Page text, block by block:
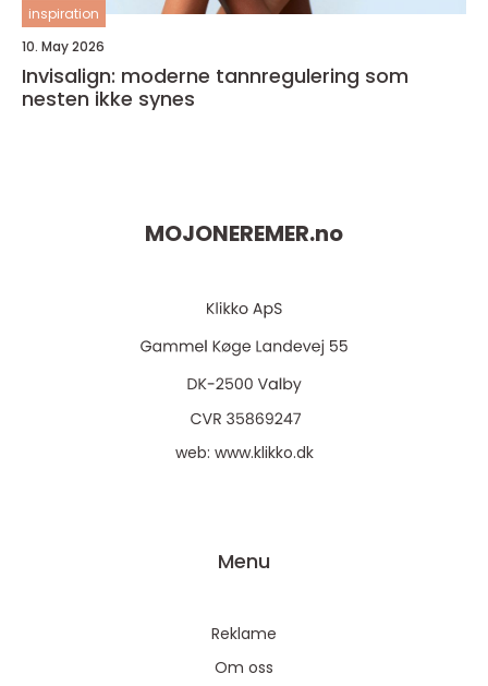
inspiration
10. May 2026
Invisalign: moderne tannregulering som
nesten ikke synes
MOJONEREMER.no
web: www.klikko.dk
Menu
Reklame
Om oss